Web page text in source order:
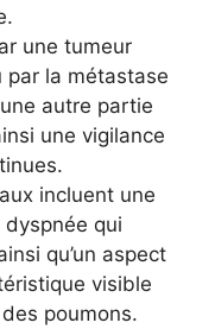
une tumeur
par la métastase
autre partie
une vigilance
incluent une
qui
qu’un aspect
visible
poumons.